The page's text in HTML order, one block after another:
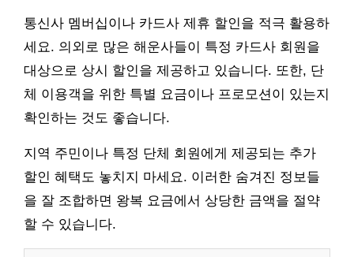
통신사 멤버십이나 카드사 제휴 할인을 적극 활용하
세요. 의외로 많은 해운사들이 특정 카드사 회원을
대상으로 상시 할인을 제공하고 있습니다. 또한, 단
체 이용객을 위한 특별 요금이나 프로모션이 있는지
확인하는 것도 좋습니다.
지역 주민이나 특정 단체 회원에게 제공되는 추가
할인 혜택도 놓치지 마세요. 이러한 숨겨진 정보들
을 잘 조합하면 왕복 요금에서 상당한 금액을 절약
할 수 있습니다.